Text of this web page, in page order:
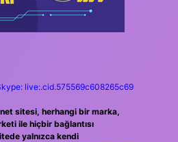
live:.cid.575569c608265c69
sitesi, herhangi bir marka,
ile hiçbir bağlantısı
yalnızca kendi